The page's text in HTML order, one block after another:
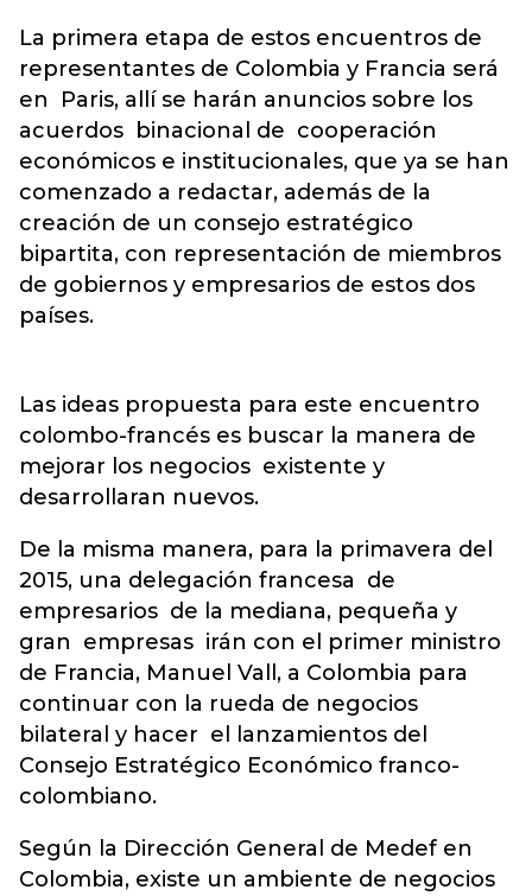
La primera etapa de estos encuentros de
representantes de Colombia y Francia será
en Paris, allí se harán anuncios sobre los
acuerdos binacional de cooperación
económicos e institucionales, que ya se han
comenzado a redactar, además de la
creación de un consejo estratégico
bipartita, con representación de miembros
de gobiernos y empresarios de estos dos
países.
Las ideas propuesta para este encuentro
colombo-francés es buscar la manera de
mejorar los negocios existente y
desarrollaran nuevos.
De la misma manera, para la primavera del
2015, una delegación francesa de
empresarios de la mediana, pequeña y
gran empresas irán con el primer ministro
de Francia, Manuel Vall, a Colombia para
continuar con la rueda de negocios
bilateral y hacer el lanzamientos del
Consejo Estratégico Económico franco-
colombiano.
Según la Dirección General de Medef en
Colombia, existe un ambiente de negocios